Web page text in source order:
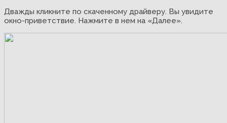
Дважды кликните по скаченному драйверу. Вы увидите
окно-приветствие. Нажмите в нем на «Далее».